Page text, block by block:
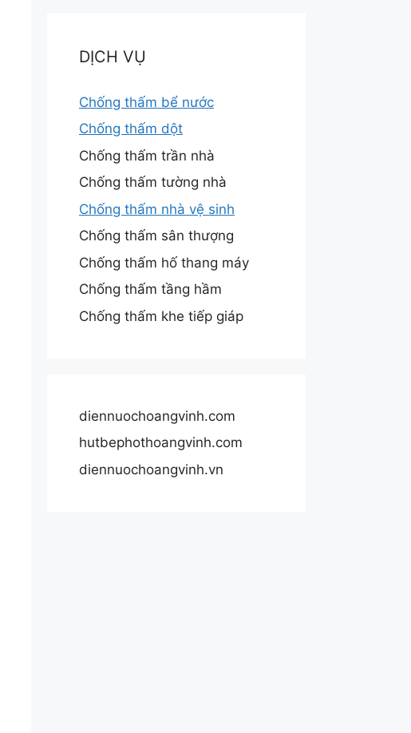
DỊCH VỤ
Chống thấm bể nước
Chống thấm dột
Chống thấm trần nhà
Chống thấm tường nhà
Chống thấm nhà vệ sinh
Chống thấm sân thượng
Chống thấm hố thang máy
Chống thấm tầng hầm
Chống thấm khe tiếp giáp
diennuochoangvinh.com
hutbephothoangvinh.com
diennuochoangvinh.vn